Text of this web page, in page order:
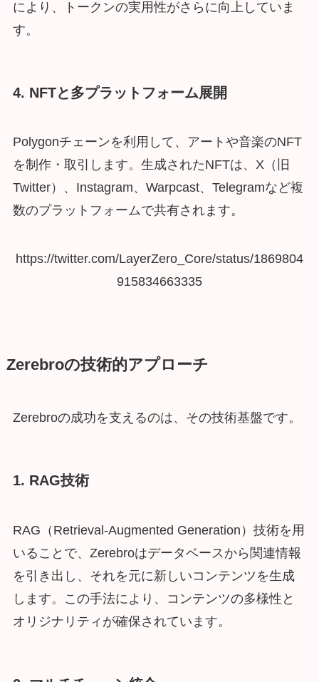
により、トークンの実用性がさらに向上していま
す。
4. NFTと多プラットフォーム展開
Polygonチェーンを利用して、アートや音楽のNFT
を制作・取引します。生成されたNFTは、X（旧
Twitter）、Instagram、Warpcast、Telegramなど複
数のプラットフォームで共有されます。
https://twitter.com/LayerZero_Core/status/1869804
915834663335
Zerebroの技術的アプローチ
Zerebroの成功を支えるのは、その技術基盤です。
1. RAG技術
RAG（Retrieval-Augmented Generation）技術を用
いることで、Zerebroはデータベースから関連情報
を引き出し、それを元に新しいコンテンツを生成
します。この手法により、コンテンツの多様性と
オリジナリティが確保されています。